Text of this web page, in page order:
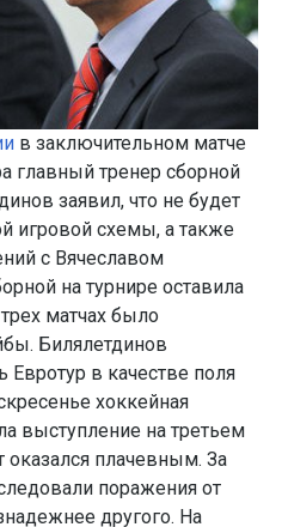
в заключительном матче
главный тренер сборной
заявил, что не будет
игровой схемы, а также
с Вячеславом
на турнире оставила
матчах было
Билялетдинов
Евротур в качестве поля
хоккейная
выступление на третьем
оказался плачевным. За
поражения от
другого. На